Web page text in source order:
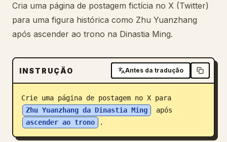
Prompts
Transferir
Blogue
Cria uma página de postagem fictícia no X (Twitter)
para uma figura histórica como Zhu Yuanzhang
após ascender ao trono na Dinastia Ming.
INSTRUÇÃO Antes da tradução
Crie uma página de postagem no X para
Zhu Yuanzhang da Dinastia Ming
após
ascender ao trono
.